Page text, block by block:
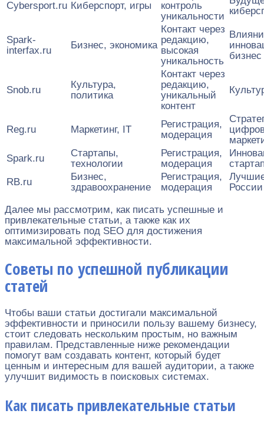
Cybersport.ru Киберспорт, игры
контроль
уникальности
Spark-
interfax.ru
Бизнес, экономика
Контакт через
редакцию,
высокая
уникальность бизнес
Snob.ru
Культура,
политика
Контакт через
редакцию,
уникальный
контент
Reg.ru Маркетинг, IT
Регистрация,
модерация
Spark.ru
Стартапы,
технологии
Регистрация,
модерация
RB.ru
Бизнес,
здравоохранение
Регистрация,
модерация
Далее мы рассмотрим, как писать успешные и
привлекательные статьи, а также как их
оптимизировать под SEO для достижения
максимальной эффективности.
Советы по успешной публикации
статей
Чтобы ваши статьи достигали максимальной
эффективности и приносили пользу вашему бизнесу,
стоит следовать нескольким простым, но важным
правилам. Представленные ниже рекомендации
помогут вам создавать контент, который будет
ценным и интересным для вашей аудитории, а также
улучшит видимость в поисковых системах.
Как писать привлекательные статьи